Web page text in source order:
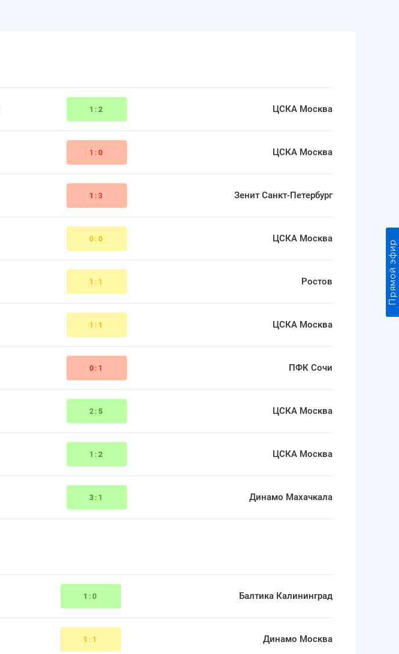
1: 2 ЦСКА Москва
1: 0 ЦСКА Москва
1 :3 Зенит Санкт-Петербург
0: 0 ЦСКА Москва
1 :1 Ростов
1: 1 ЦСКА Москва
0 :1 ПФК Сочи
2: 5 ЦСКА Москва
1: 2 ЦСКА Москва
3 :1 Динамо Махачкала
1 :0 Балтика Калининград
1 :1 Динамо Москва
Прямой эфир